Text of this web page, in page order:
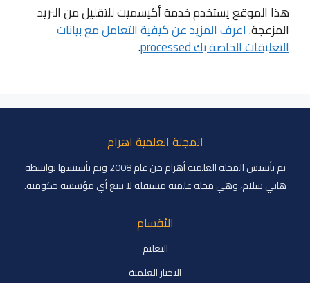
هذا الموقع يستخدم خدمة أكيسميت للتقليل من البريد
المزعجة.اعرف المزيد عن كيفية التعامل مع بيانات
التعليقات الخاصة بك processed .
المجلة العلمية اهرام
تم تأسيس المجلة العلمية أهرام من عام 2008 وتم تأسيسها بواسطة
هاني سلام، وهي مجلة علمية مستقلة لا تتبع أي مؤسسة حكومية.
الأقسام
التعليم
الاخبار العلمية